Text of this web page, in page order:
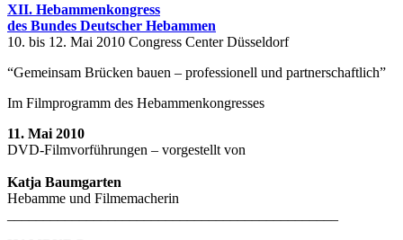
XII. Hebammenkongress
des Bundes Deutscher Hebammen
10. bis 12. Mai 2010 Congress Center Düsseldorf
“Gemeinsam Brücken bauen – professionell und partnerschaftlich”
Im Filmprogramm des Hebammenkongresses
11. Mai 2010
DVD-Filmvorführungen – vorgestellt von
Katja Baumgarten
Hebamme und Filmemacherin